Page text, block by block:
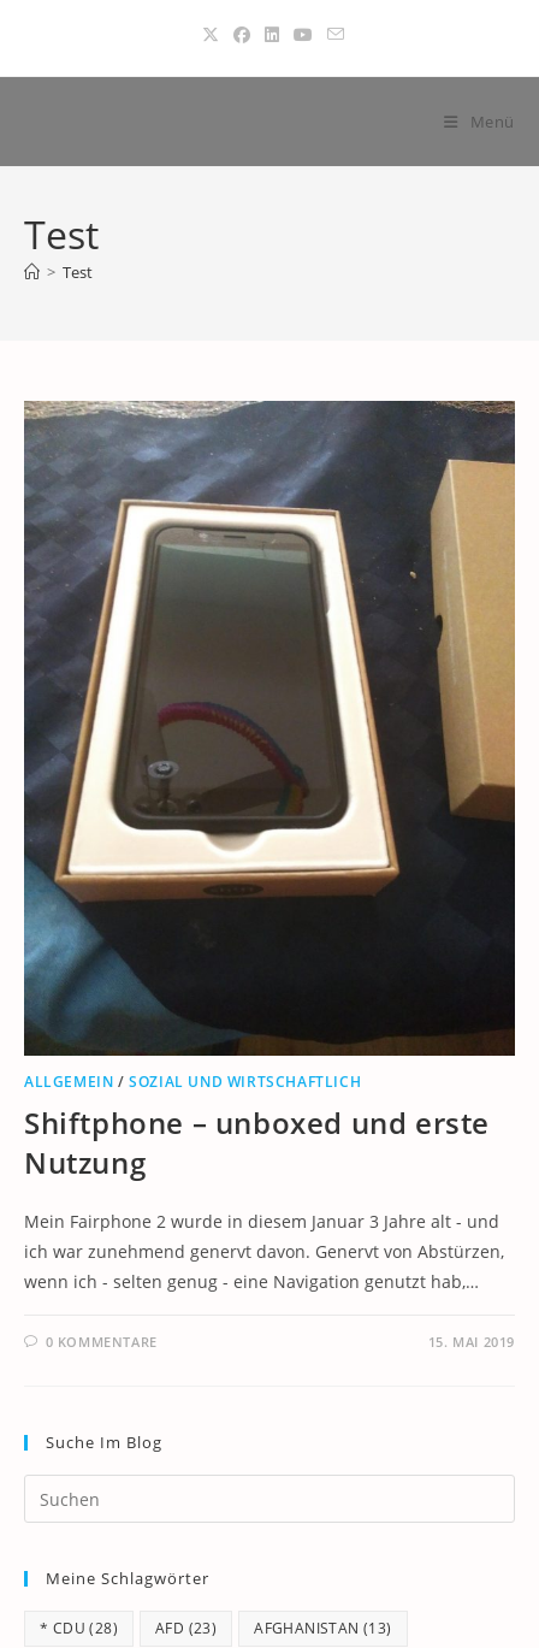
springen
Menü
Test
> Test
ALLGEMEIN /SOZIAL UND WIRTSCHAFTLICH
Shiftphone – unboxed und erste
Nutzung
Mein Fairphone 2 wurde in diesem Januar 3 Jahre alt - und
ich war zunehmend genervt davon. Genervt von Abstürzen,
wenn ich - selten genug - eine Navigation genutzt hab,…
0 KOMMENTARE 15. MAI 2019
Suche Im Blog
Meine Schlagwörter
* CDU (28) AFD (23) AFGHANISTAN (13)